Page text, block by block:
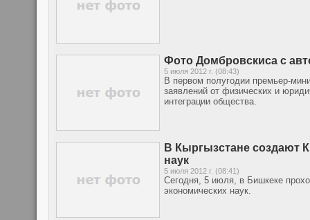
Фото Домбровскиса с
5 июля 2012 г. (08:43)
В первом полугодии премьер-
заявлений от физических и
интеграции общества.
В Кыргызстане создают
наук
5 июля 2012 г. (08:41)
Сегодня, 5 июля, в Бишкеке
экономических наук.